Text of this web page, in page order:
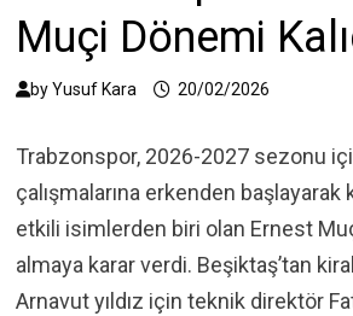
Muçi Dönemi
byYusuf Kara 20/02/2026
Trabzonspor, 2026-2027 sezonu
çalışmalarına erkenden
etkili isimlerden biri olan Ernest
almaya karar verdi. Beşiktaş’tan
Arnavut yıldız için teknik direktör